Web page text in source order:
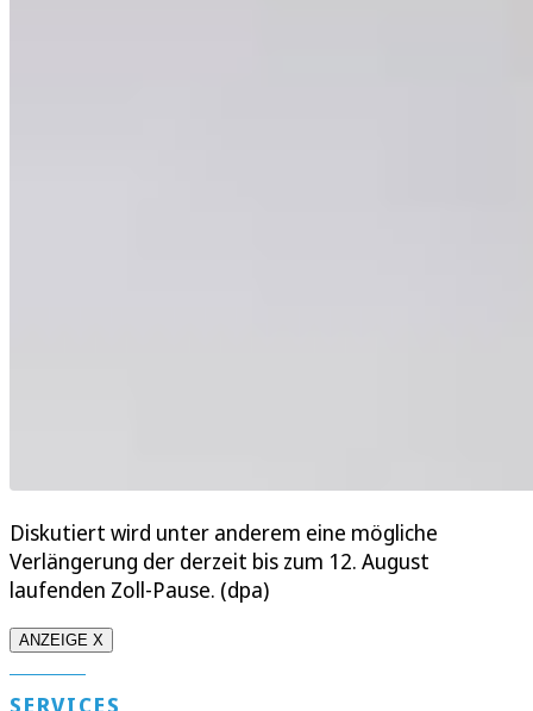
Diskutiert wird unter anderem eine mögliche
Verlängerung der derzeit bis zum 12. August
laufenden Zoll-Pause. (dpa)
ANZEIGE X